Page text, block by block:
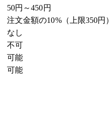
50円～450円
注文金額の10%（上限350円）
なし
不可
可能
可能